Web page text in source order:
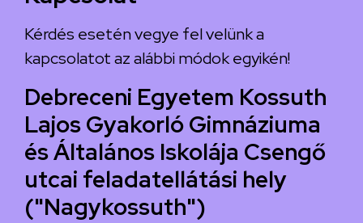
Kérdés esetén vegye fel velünk a
kapcsolatot az alábbi módok egyikén!
Debreceni Egyetem Kossuth
Lajos Gyakorló Gimnáziuma
és Általános Iskolája Csengő
utcai feladatellátási hely
("Nagykossuth")